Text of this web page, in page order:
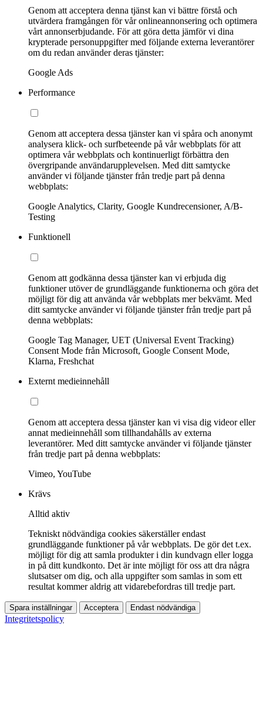
Genom att acceptera denna tjänst kan vi bättre förstå och
utvärdera framgången för vår onlineannonsering och optimera
vårt annonserbjudande. För att göra detta jämför vi dina
krypterade personuppgifter med följande externa leverantörer
om du redan använder deras tjänster:
Google Ads
Performance
Genom att acceptera dessa tjänster kan vi spåra och anonymt
analysera klick- och surfbeteende på vår webbplats för att
optimera vår webbplats och kontinuerligt förbättra den
övergripande användarupplevelsen. Med ditt samtycke
använder vi följande tjänster från tredje part på denna
webbplats:
Google Analytics, Clarity, Google Kundrecensioner, A/B-
Testing
Funktionell
Genom att godkänna dessa tjänster kan vi erbjuda dig
funktioner utöver de grundläggande funktionerna och göra det
möjligt för dig att använda vår webbplats mer bekvämt. Med
ditt samtycke använder vi följande tjänster från tredje part på
denna webbplats:
Google Tag Manager, UET (Universal Event Tracking)
Consent Mode från Microsoft, Google Consent Mode,
Klarna, Freshchat
Externt medieinnehåll
Genom att acceptera dessa tjänster kan vi visa dig videor eller
annat medieinnehåll som tillhandahålls av externa
leverantörer. Med ditt samtycke använder vi följande tjänster
från tredje part på denna webbplats:
Vimeo, YouTube
Krävs
Alltid aktiv
Tekniskt nödvändiga cookies säkerställer endast
grundläggande funktioner på vår webbplats. De gör det t.ex.
möjligt för dig att samla produkter i din kundvagn eller logga
in på ditt kundkonto. Det är inte möjligt för oss att dra några
slutsatser om dig, och alla uppgifter som samlas in som ett
resultat kommer aldrig att vidarebefordras till tredje part.
Spara inställningar Acceptera Endast nödvändiga
Integritetspolicy